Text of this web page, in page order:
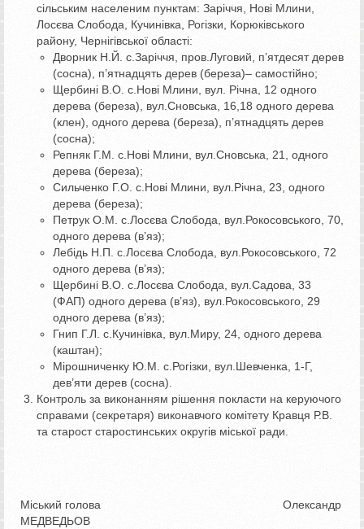
сільським населеним пунктам: Заріччя, Нові Млини,
Лосєва Слобода, Кучинівка, Рогізки, Корюківського
району, Чернігівської області:
Дворник Н.Й. с.Заріччя, пров.Луговий, п’ятдесят дерев
(сосна), п’ятнадцять дерев (береза)– самостійно;
Щербині В.О. с.Нові Млини, вул. Річна, 12 одного
дерева (береза), вул.Сновська, 16,18 одного дерева
(клен), одного дерева (береза), п’ятнадцять дерев
(сосна);
Репняк Г.М. с.Нові Млини, вул.Сновська, 21, одного
дерева (береза);
Сильченко Г.О. с.Нові Млини, вул.Річна, 23, одного
дерева (береза);
Петрук О.М. с.Лосєва Слобода, вул.Рокосовського, 70,
одного дерева (в’яз);
Лебідь Н.П. с.Лосєва Слобода, вул.Рокосовського, 72
одного дерева (в’яз);
Щербині В.О. с.Лосєва Слобода, вул.Садова, 33
(ФАП) одного дерева (в’яз), вул.Рокосовського, 29
одного дерева (в’яз);
Гнип Г.Л. с.Кучинівка, вул.Миру, 24, одного дерева
(каштан);
Мірошниченку Ю.М. с.Рогізки, вул.Шевченка, 1-Г,
дев’яти дерев (сосна).
Контроль за виконанням рішення покласти на керуючого
справами (секретаря) виконавчого комітету Кравця Р.В.
та старост старостинських округів міської ради.
Міський голова Олександр
МЕДВЕДЬОВ